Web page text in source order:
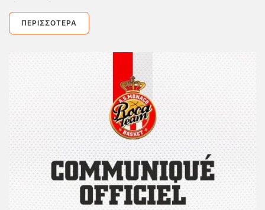
ΠΕΡΙΣΣΌΤΕΡΑ